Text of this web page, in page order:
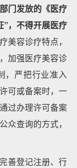
门发放的《医疗
”，不得开展医疗
美容诊疗特点，
加强医疗美容诊
，严把行业准入
可或备案时，一
过办理许可备案
众查询的方式，
善登记注册、行